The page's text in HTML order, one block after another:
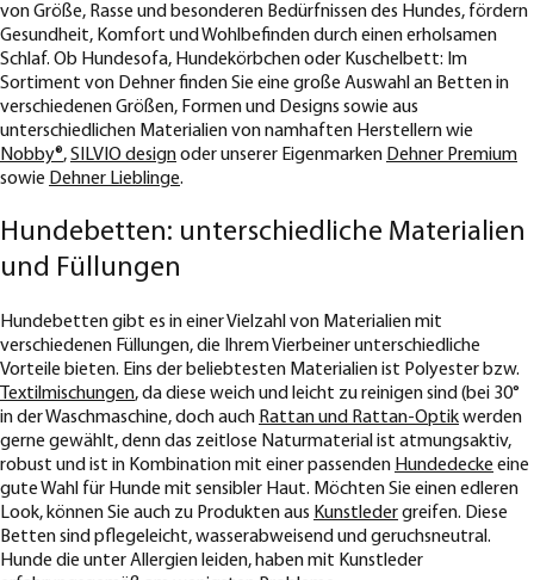
von Größe, Rasse und besonderen Bedürfnissen des Hundes, fördern
Gesundheit, Komfort und Wohlbefinden durch einen erholsamen
Schlaf. Ob Hundesofa, Hundekörbchen oder Kuschelbett: Im
Sortiment von Dehner finden Sie eine große Auswahl an Betten in
verschiedenen Größen, Formen und Designs sowie aus
unterschiedlichen Materialien von namhaften Herstellern wie
Nobby®,SILVIO designoder unserer Eigenmarken Dehner Premium
sowie Dehner Lieblinge.
Hundebetten: unterschiedliche Materialien
und Füllungen
Hundebetten gibt es in einer Vielzahl von Materialien mit
verschiedenen Füllungen, die Ihrem Vierbeiner unterschiedliche
Vorteile bieten. Eins der beliebtesten Materialien ist Polyester bzw.
Textilmischungen, da diese weich und leicht zu reinigen sind (bei 30°
in der Waschmaschine, doch auch Rattan und Rattan-Optikwerden
gerne gewählt, denn das zeitlose Naturmaterial ist atmungsaktiv,
robust und ist in Kombination mit einer passenden Hundedecke eine
gute Wahl für Hunde mit sensibler Haut. Möchten Sie einen edleren
Look, können Sie auch zu Produkten aus Kunstledergreifen. Diese
Betten sind pflegeleicht, wasserabweisend und geruchsneutral.
Hunde die unter Allergien leiden, haben mit Kunstleder